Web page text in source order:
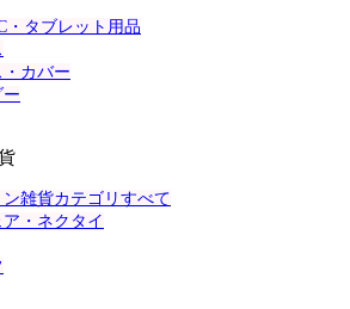
・タブレット用品
カバー
雑貨カテゴリすべて
・ネクタイ